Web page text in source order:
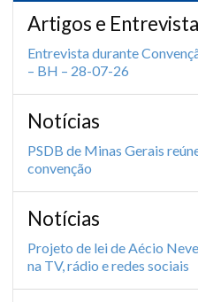
Artigos e
Entrevista durante
– BH – 28-07-26
Notícias
PSDB de Minas Gerais
convenção
Notícias
Projeto de lei de Aécio
na TV, rádio e redes sociais